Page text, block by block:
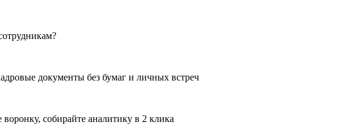
документы без бумаг и личных встреч
собирайте аналитику в 2 клика